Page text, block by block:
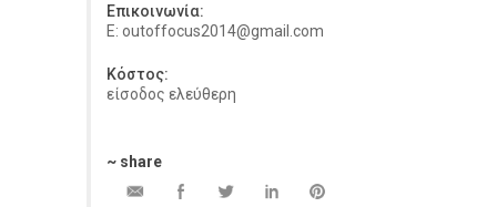
Επικοινωνία:
E: outoffocus2014@gmail.com
Κόστος:
είσοδος ελεύθερη
~ share